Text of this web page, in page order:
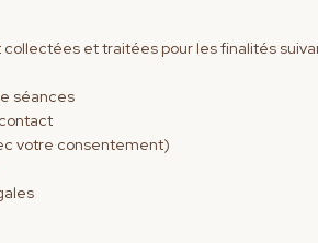
et traitées pour les finalités
séances
votre consentement)